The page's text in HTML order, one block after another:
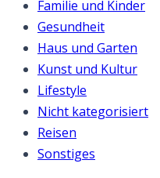
Familie und Kinder
Gesundheit
Haus und Garten
Kunst und Kultur
Lifestyle
Nicht kategorisiert
Reisen
Sonstiges